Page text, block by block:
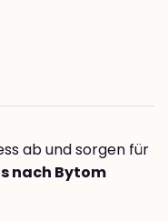
ab und sorgen für
nach Bytom